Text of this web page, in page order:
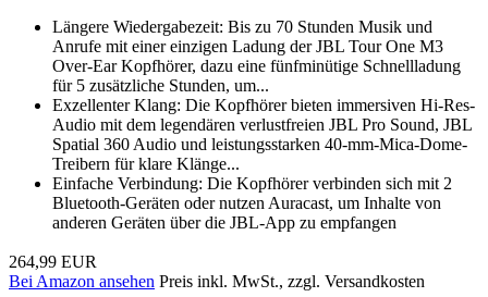
Längere Wiedergabezeit: Bis zu 70 Stunden Musik und
Anrufe mit einer einzigen Ladung der JBL Tour One M3
Over-Ear Kopfhörer, dazu eine fünfminütige Schnellladung
für 5 zusätzliche Stunden, um...
Exzellenter Klang: Die Kopfhörer bieten immersiven Hi-Res-
Audio mit dem legendären verlustfreien JBL Pro Sound, JBL
Spatial 360 Audio und leistungsstarken 40-mm-Mica-Dome-
Treibern für klare Klänge...
Einfache Verbindung: Die Kopfhörer verbinden sich mit 2
Bluetooth-Geräten oder nutzen Auracast, um Inhalte von
anderen Geräten über die JBL-App zu empfangen
264,99 EUR
Bei Amazon ansehen Preis inkl. MwSt., zzgl. Versandkosten